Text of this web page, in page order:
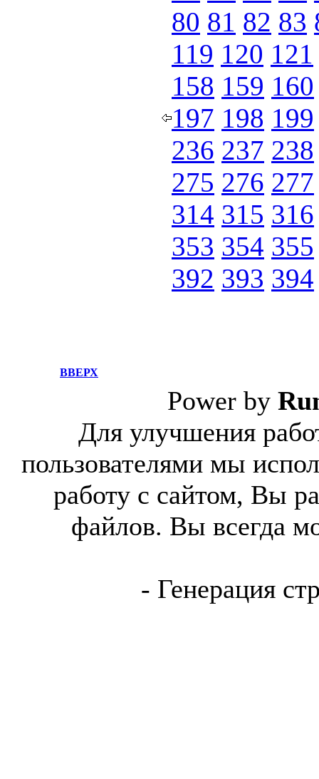
80 81 82 83
119 120 121
158 159 160
197 198 199
236 237 238
275 276 277
314 315 316
353 354 355
392 393 394
ВВЕРХ
Power by
Для улучшения
пользователями мы
работу с сайтом, Вы
файлов. Вы всегда
- Генерация